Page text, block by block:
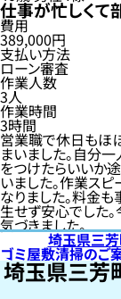
仕事が忙しくて
費用
389,000円
支払い方法
ローン審査
作業人数
3人
作業時間
3時間
営業職で休日もほ
まいました。自分
をつけたらいいか
いました。作業ス
なりました。料金
生せず安心でした
気づきました。
埼玉県三
ゴミ屋敷清掃のご
埼玉県三芳